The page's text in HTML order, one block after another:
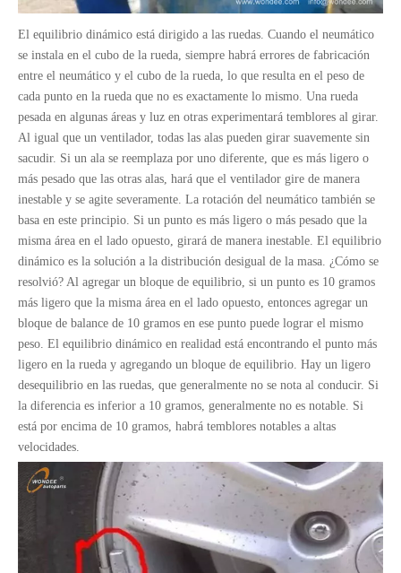
El equilibrio dinámico está dirigido a las ruedas. Cuando el neumático
se instala en el cubo de la rueda, siempre habrá errores de fabricación
entre el neumático y el cubo de la rueda, lo que resulta en el peso de
cada punto en la rueda que no es exactamente lo mismo. Una rueda
pesada en algunas áreas y luz en otras experimentará temblores al girar.
Al igual que un ventilador, todas las alas pueden girar suavemente sin
sacudir. Si un ala se reemplaza por uno diferente, que es más ligero o
más pesado que las otras alas, hará que el ventilador gire de manera
inestable y se agite severamente. La rotación del neumático también se
basa en este principio. Si un punto es más ligero o más pesado que la
misma área en el lado opuesto, girará de manera inestable. El equilibrio
dinámico es la solución a la distribución desigual de la masa. ¿Cómo se
resolvió? Al agregar un bloque de equilibrio, si un punto es 10 gramos
más ligero que la misma área en el lado opuesto, entonces agregar un
bloque de balance de 10 gramos en ese punto puede lograr el mismo
peso. El equilibrio dinámico en realidad está encontrando el punto más
ligero en la rueda y agregando un bloque de equilibrio. Hay un ligero
desequilibrio en las ruedas, que generalmente no se nota al conducir. Si
la diferencia es inferior a 10 gramos, generalmente no es notable. Si
está por encima de 10 gramos, habrá temblores notables a altas
velocidades.